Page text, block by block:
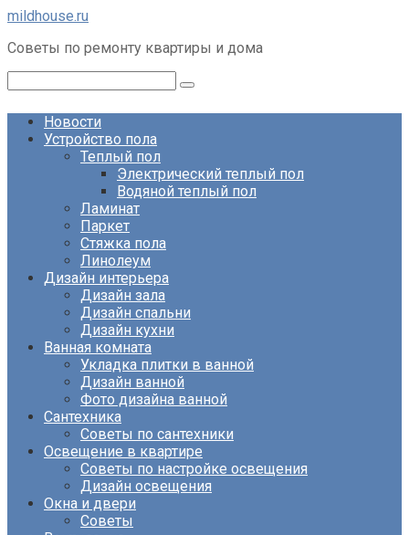
Перейти
контенту
mildhouse.ru
Советы по ремонту квартиры и дома
Новости
Устройство пола
Теплый пол
Электрический теплый пол
Водяной теплый пол
Ламинат
Паркет
Стяжка пола
Линолеум
Дизайн интерьера
Дизайн зала
Дизайн спальни
Дизайн кухни
Ванная комната
Укладка плитки в ванной
Дизайн ванной
Фото дизайна ванной
Сантехника
Советы по сантехники
Освещение в квартире
Советы по настройке освещения
Дизайн освещения
Окна и двери
Советы